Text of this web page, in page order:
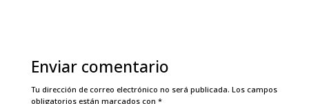
Enviar comentario
Tu dirección de correo electrónico no será publicada. Los campos
obligatorios están marcados con *